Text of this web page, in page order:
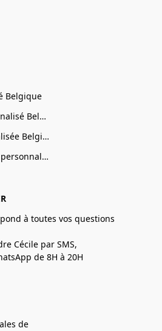
Belgique
Porte-clés personnalisé Belgique
Gourde personnalisée Belgique
Cadeaux de Noël personnalisé Belgique
à toutes vos questions
Cécile par SMS,
de 8H à 20H
de